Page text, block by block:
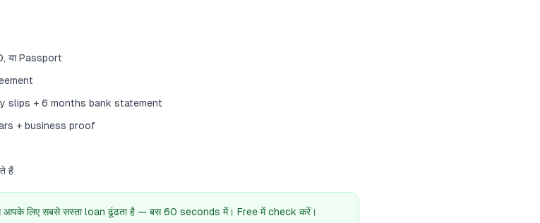
या Passport
slips + 6 months bank statement
+ business proof
हैं
लिए सबसे सस्ता loan ढूंढता है — बस 60 seconds में। Free में check करें।